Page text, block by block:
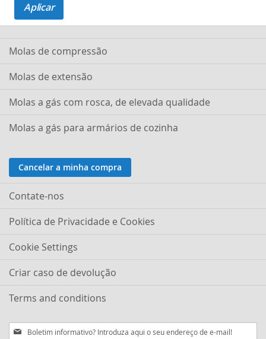
Aplicar
Molas de compressão
Molas de extensão
Molas a gás com rosca, de elevada qualidade
Molas a gás para armários de cozinha
Cancelar a minha compra
Contate-nos
Política de Privacidade e Cookies
Cookie Settings
Criar caso de devolução
Terms and conditions
Subscreva